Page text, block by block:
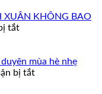
XUÂN KHÔNG BAO
tắtở
TRẮNG
VẺ
mùa hè nhẹ
bị tắtở